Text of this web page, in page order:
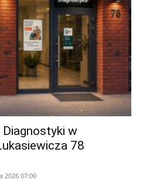
w
78
2026 07:00